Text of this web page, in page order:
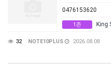
0476153620
1존 King
32 NOTE10PLUS 2026.08.08